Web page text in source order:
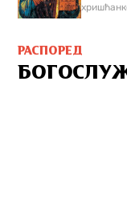
РАСПОРЕД